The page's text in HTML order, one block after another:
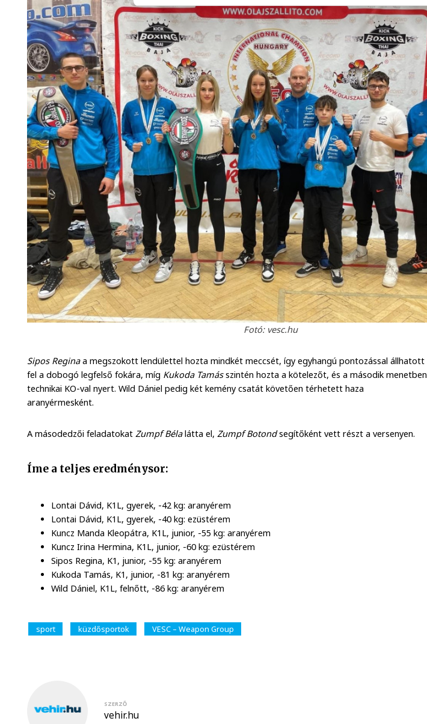
Fotó: vesc.hu
Sipos Reginaa megszokott lendülettel hozta mindkét meccsét, így egyhangú pontozással állhatott
fel a dobogó legfelső fokára, míg Kukoda Tamásszintén hozta a kötelezőt, és a második menetben
technikai KO-val nyert. Wild Dániel pedig két kemény csatát követően térhetett haza
aranyérmesként.
A másodedzői feladatokatZumpf Bélalátta el,Zumpf Botondsegítőként vett részt a versenyen.
Íme a teljes eredménysor:
Lontai Dávid, K1L, gyerek, -42 kg: aranyérem
Lontai Dávid, K1L, gyerek, -40 kg: ezüstérem
Kuncz Manda Kleopátra, K1L, junior, -55 kg: aranyérem
Kuncz Irina Hermina, K1L, junior, -60 kg: ezüstérem
Sipos Regina, K1, junior, -55 kg: aranyérem
Kukoda Tamás, K1, junior, -81 kg: aranyérem
Wild Dániel, K1L, felnőtt, -86 kg: aranyérem
sport küzdősportok VESC – Weapon Group
SZERZŐ
vehir.hu